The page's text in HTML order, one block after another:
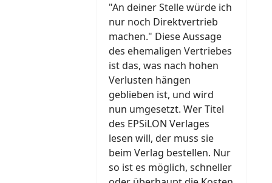
"An deiner Stelle würde ich
nur noch Direktvertrieb
machen." Diese Aussage
des ehemaligen Vertriebes
ist das, was nach hohen
Verlusten hängen
geblieben ist, und wird
nun umgesetzt. Wer Titel
des EPSiLON Verlages
lesen will, der muss sie
beim Verlag bestellen. Nur
so ist es möglich, schneller